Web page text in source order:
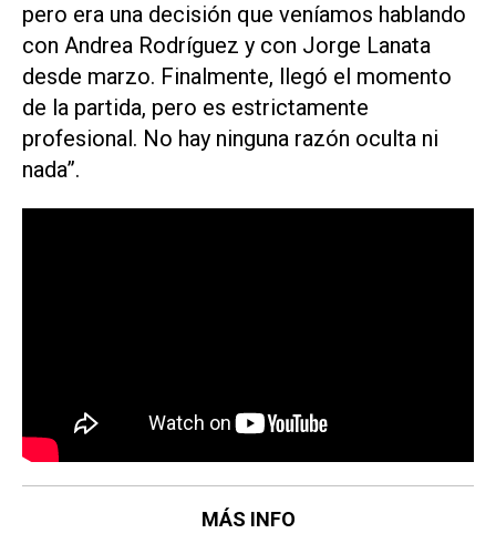
pero era una decisión que veníamos hablando
con Andrea Rodríguez y con Jorge Lanata
desde marzo. Finalmente, llegó el momento
de la partida, pero es estrictamente
profesional. No hay ninguna razón oculta ni
nada”.
MÁS INFO